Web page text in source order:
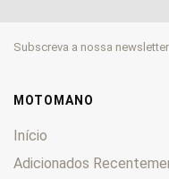
FLSTCI 0
FLSTFI
FLSTS
FLT 0
Subscreva a nossa
MOTOMANO
Início
Adicionados